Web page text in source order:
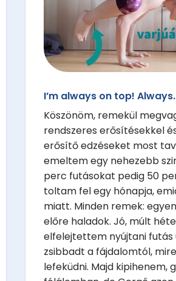
I’m always on top!
Köszönöm, remekül
rendszeres erősítésekkel
erősítő edzéseket most
emeltem egy nehezebb
perc futásokat pedig 50
toltam fel egy hónapja,
miatt. Minden remek:
előre haladok. Jó, múlt
elfelejtettem nyújtani futás
zsibbadt a fájdalomtól,
lefeküdni. Majd kipihenem,